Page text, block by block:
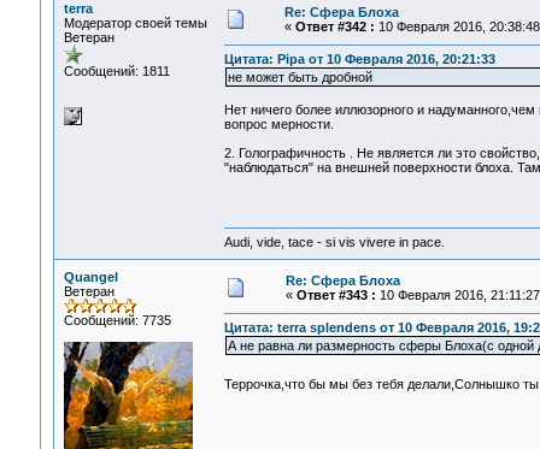
terra
Модератор своей темы
Ветеран
Сообщений: 1811
Re: Сфера Блоха
« Ответ #342 : 10 Февраля 2016,
Цитата: Pipa от 10 Февраля 2016, 20:21:33
не может быть дробной
Нет ничего более иллюзорного и
вопрос мерности.
2. Голографичность . Не является ли это
"наблюдаться" на внешней поверхности блоха.
Audi, vide, tace - si vis vivere in pace.
Quangel
Ветеран
Сообщений: 7735
Re: Сфера Блоха
« Ответ #343 : 10 Февраля 2016,
Цитата: terra splendens от 10 Февраля 2016,
А не равна ли размерность сферы Блоха(с одной
Террочка,что бы мы без тебя делали,Солнышко